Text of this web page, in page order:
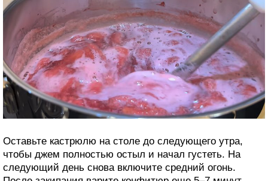
Оставьте кастрюлю на столе до следующего утра,
чтобы джем полностью остыл и начал густеть. На
следующий день снова включите средний огонь.